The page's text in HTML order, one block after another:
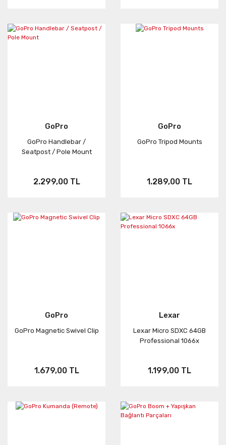
GoPro
GoPro Handlebar /
Seatpost / Pole Mount
2.299,00 TL
GoPro
GoPro Tripod Mounts
1.289,00 TL
GoPro
GoPro Magnetic Swivel Clip
1.679,00 TL
Lexar
Lexar Micro SDXC 64GB
Professional 1066x
1.199,00 TL